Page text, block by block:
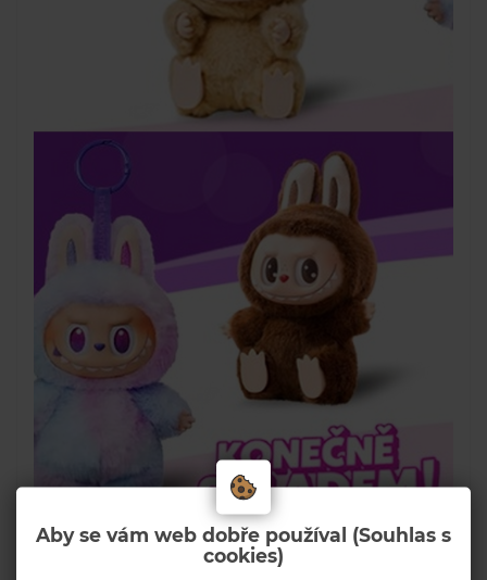
Aby se vám web dobře používal (Souhlas s
cookies)